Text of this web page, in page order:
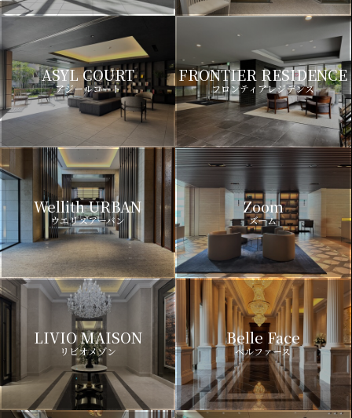
ASYL COURT
アジールコート
FRONTIER RESIDENCE
フロンティアレジデンス
Wellith URBAN
ウエリスアーバン
Zoom
ズーム
LIVIO MAISON
リビオメゾン
Belle Face
ベルファース